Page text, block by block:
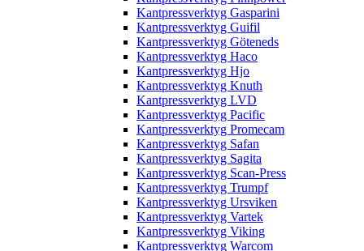
Kantpressverktyg Gasparini
Kantpressverktyg Guifil
Kantpressverktyg Göteneds
Kantpressverktyg Haco
Kantpressverktyg Hjo
Kantpressverktyg Knuth
Kantpressverktyg LVD
Kantpressverktyg Pacific
Kantpressverktyg Promecam
Kantpressverktyg Safan
Kantpressverktyg Sagita
Kantpressverktyg Scan-Press
Kantpressverktyg Trumpf
Kantpressverktyg Ursviken
Kantpressverktyg Vartek
Kantpressverktyg Viking
Kantpressverktyg Warcom